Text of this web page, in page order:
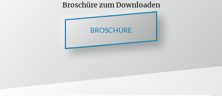
Broschüre zum Downloaden
BROSCHÜRE